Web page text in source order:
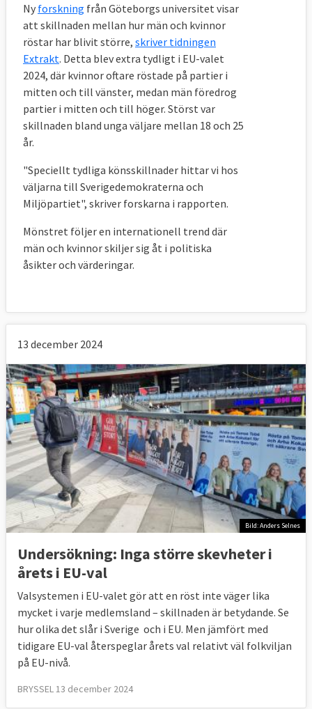
EU-kandidat Hanna
Gedin (V):
Stärk arbetarnas
rättigheter i EU
EU-kandidat Pär
Holmgren (MP):
Demokrati och miljö är
de viktigaste EU-
frågorna
EU-kandidat Abir
Al-Sahlani (C):
Bygg det goda EU
Maria Corazza Bildt
(L):
Fred och samarbete
Samtliga valmanifest i EU-valet 2024 –
svenska och europeiska
Socialdemokraterna
S-
PES
Moderaterna
M-
valmanifest
EPP
Sverigedemokraterna
SD-
valmanifest
ECR
Miljöpartiet
MP-
valmanifest
Europeiska
gröna
Centerpartiet
C-
valmanifest
ALDE
Kristdemokraterna
KD-
valmanifest
EPP
Vänsterpartiet
V-
NTP
Liberalerna
L-
valmanifest
ALDE
YLE video (1.02 min.)
Ny forskning från Göteborgs universitet visar
att skillnaden mellan hur män och kvinnor
röstar har blivit större, skriver tidningen
Extrakt. Detta blev extra tydligt i EU-valet
2024, där kvinnor oftare röstade på partier i
mitten och till vänster, medan män föredrog
partier i mitten och till höger. Störst var
skillnaden bland unga väljare mellan 18 och 25
år.
"Speciellt tydliga könsskillnader hittar vi hos
väljarna till Sverigedemokraterna och
Miljöpartiet", skriver forskarna i rapporten.
Mönstret följer en internationell trend där
män och kvinnor skiljer sig åt i politiska
åsikter och värderingar.
13 december 2024
Bild: Anders Selnes
Undersökning: Inga större skevheter i
årets i EU-val
Valsystemen i EU-valet gör att en röst inte väger lika
mycket i varje medlemsland – skillnaden är betydande. Se
hur olika det slår i Sverige och i EU. Men jämfört med
tidigare EU-val återspeglar årets val relativt väl folkviljan
på EU-nivå.
BRYSSEL 13 december 2024